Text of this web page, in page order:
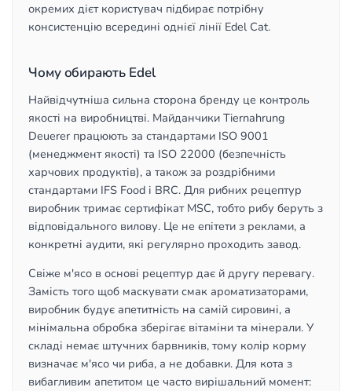
окремих дієт користувач підбирає потрібну
консистенцію всередині однієї лінії Edel Cat.
Чому обирають Edel
Найвідчутніша сильна сторона бренду це контроль
якості на виробництві. Майданчики Tiernahrung
Deuerer працюють за стандартами ISO 9001
(менеджмент якості) та ISO 22000 (безпечність
харчових продуктів), а також за роздрібними
стандартами IFS Food і BRC. Для рибних рецептур
виробник тримає сертифікат MSC, тобто рибу беруть з
відповідального вилову. Це не епітети з реклами, а
конкретні аудити, які регулярно проходить завод.
Свіже м'ясо в основі рецептур дає й другу перевагу.
Замість того щоб маскувати смак ароматизаторами,
виробник будує апетитність на самій сировині, а
мінімальна обробка зберігає вітаміни та мінерали. У
складі немає штучних барвників, тому колір корму
визначає м'ясо чи риба, а не добавки. Для кота з
вибагливим апетитом це часто вирішальний момент: